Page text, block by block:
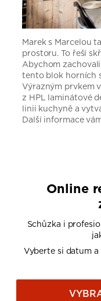
Marek s Marcelou
prostoru. To řeší
Abychom
tento blok horních
Výrazným prvkem
z HPL laminátové
linii kuchyně a
Další informace
Online
Schůzka i
Vyberte si datum